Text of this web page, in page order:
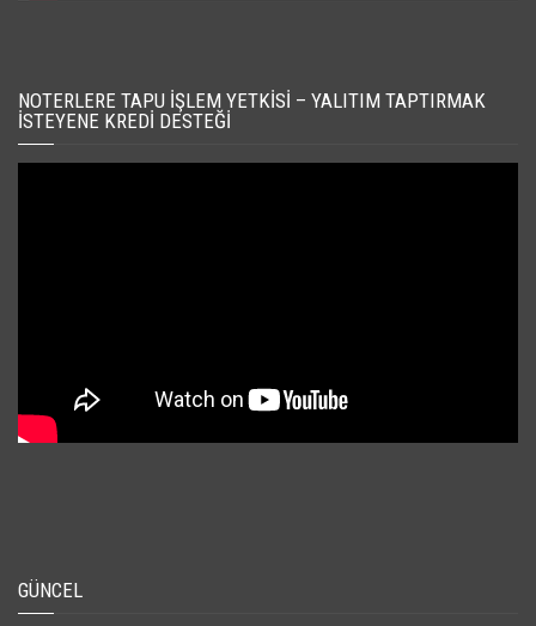
NOTERLERE TAPU İŞLEM YETKISI – YALITIM TAPTIRMAK
İSTEYENE KREDI DESTEĞI
GÜNCEL